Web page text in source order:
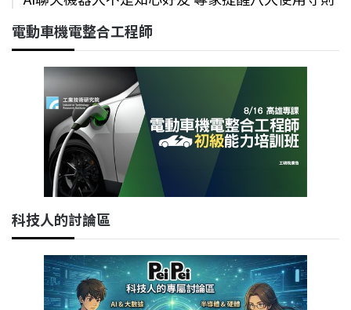
電動車機電整合工程師
科技人的討論區